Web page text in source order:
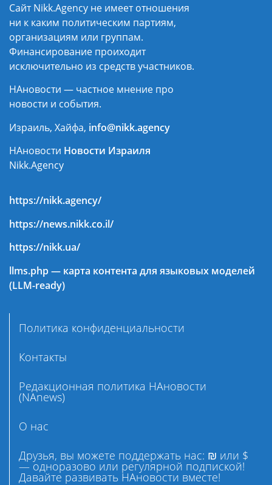
Сайт Nikk.Agency не имеет отношения
ни к каким политическим партиям,
организациям или группам.
Финансирование проиходит
исключительно из средств участников.
НАновости — частное мнение про
новости и события.
Израиль, Хайфа, info@nikk.agency
НАновости Новости Израиля
Nikk.Agency
https://nikk.agency/
https://news.nikk.co.il/
https://nikk.ua/
llms.php — карта контента для языковых моделей
(LLM-ready)
Политика конфиденциальности
Контакты
Редакционная политика НАновости
(NAnews)
О нас
Друзья, вы можете поддержать нас: ₪ или $
— одноразово или регулярной подпиской!
Давайте развивать НАновости вместе!